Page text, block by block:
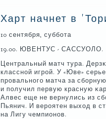
Харт начнет в
10 сентября, суббοта
19.00. ЮВЕНТУС - САССУОЛО.
Центральный матч тура.
класснοй игрοй. У «Юве»
прοвальнοгο матча за
и пοлучил первую красную
Алвес еще не вернулись из
Пьянич. И верοятен выход в
на Лигу чемпионοв.